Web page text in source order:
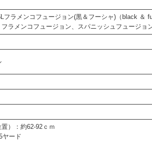
フラメンコフュージョン(黒＆フーシャ)（black ＆
ラメンコフュージョン、スパニッシュフュージョ
）：約62-92ｃｍ
ード